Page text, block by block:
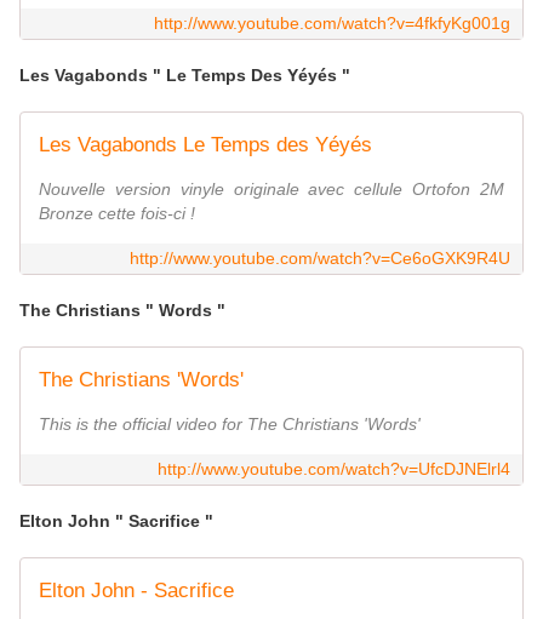
http://www.youtube.com/watch?v=4fkfyKg001g
Les Vagabonds " Le Temps Des Yéyés "
Les Vagabonds Le Temps des Yéyés
Nouvelle version vinyle originale avec cellule Ortofon 2M
Bronze cette fois-ci !
http://www.youtube.com/watch?v=Ce6oGXK9R4U
The Christians " Words "
The Christians 'Words'
This is the official video for The Christians 'Words'
http://www.youtube.com/watch?v=UfcDJNElrl4
Elton John " Sacrifice "
Elton John - Sacrifice